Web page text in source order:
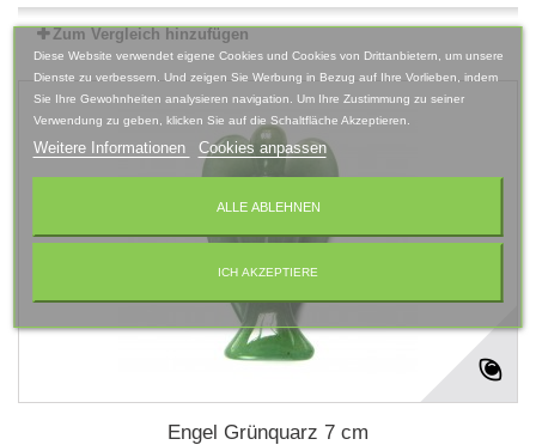
Zum Vergleich hinzufügen
Engel Grünquarz 7 cm
Diese Website verwendet eigene Cookies und Cookies von Drittanbietern, um unsere
Dienste zu verbessern. Und zeigen Sie Werbung in Bezug auf Ihre Vorlieben, indem
Sie Ihre Gewohnheiten analysieren navigation. Um Ihre Zustimmung zu seiner
Verwendung zu geben, klicken Sie auf die Schaltfläche Akzeptieren.
Weitere Informationen Cookies anpassen
ALLE ABLEHNEN
ICH AKZEPTIERE